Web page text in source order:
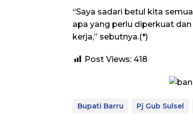
“Saya sadari betul kita
apa yang perlu diperkuat
kerja,” sebutnya.(*)
Post Views: 418
Bupati Barru Pj Gub Sulsel